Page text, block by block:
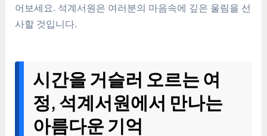
어보세요. 석계서원은 여러분의 마음속에 깊은 울림을 선
사할 것입니다.
시간을 거슬러 오르는 여
정, 석계서원에서 만나는
아름다운 기억